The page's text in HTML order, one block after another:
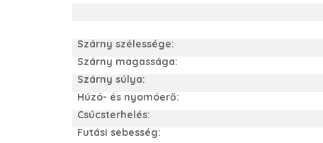
Szárny szélessége:
Szárny magassága:
Szárny súlya:
Húzó- és nyomóerő:
Csúcsterhelés:
Futási sebesség: